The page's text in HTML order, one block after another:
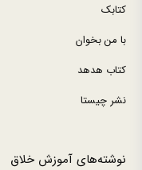
کتابک
با من بخوان
کتاب هدهد
نشر چیستا
نوشته‌های آموزش خلاق